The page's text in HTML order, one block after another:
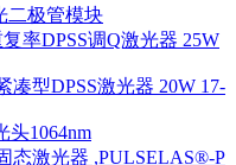
二极管模块
率DPSS调Q激光器 25W
凑型DPSS激光器 20W 17-
头1064nm
态激光器 ,PULSELAS®-P